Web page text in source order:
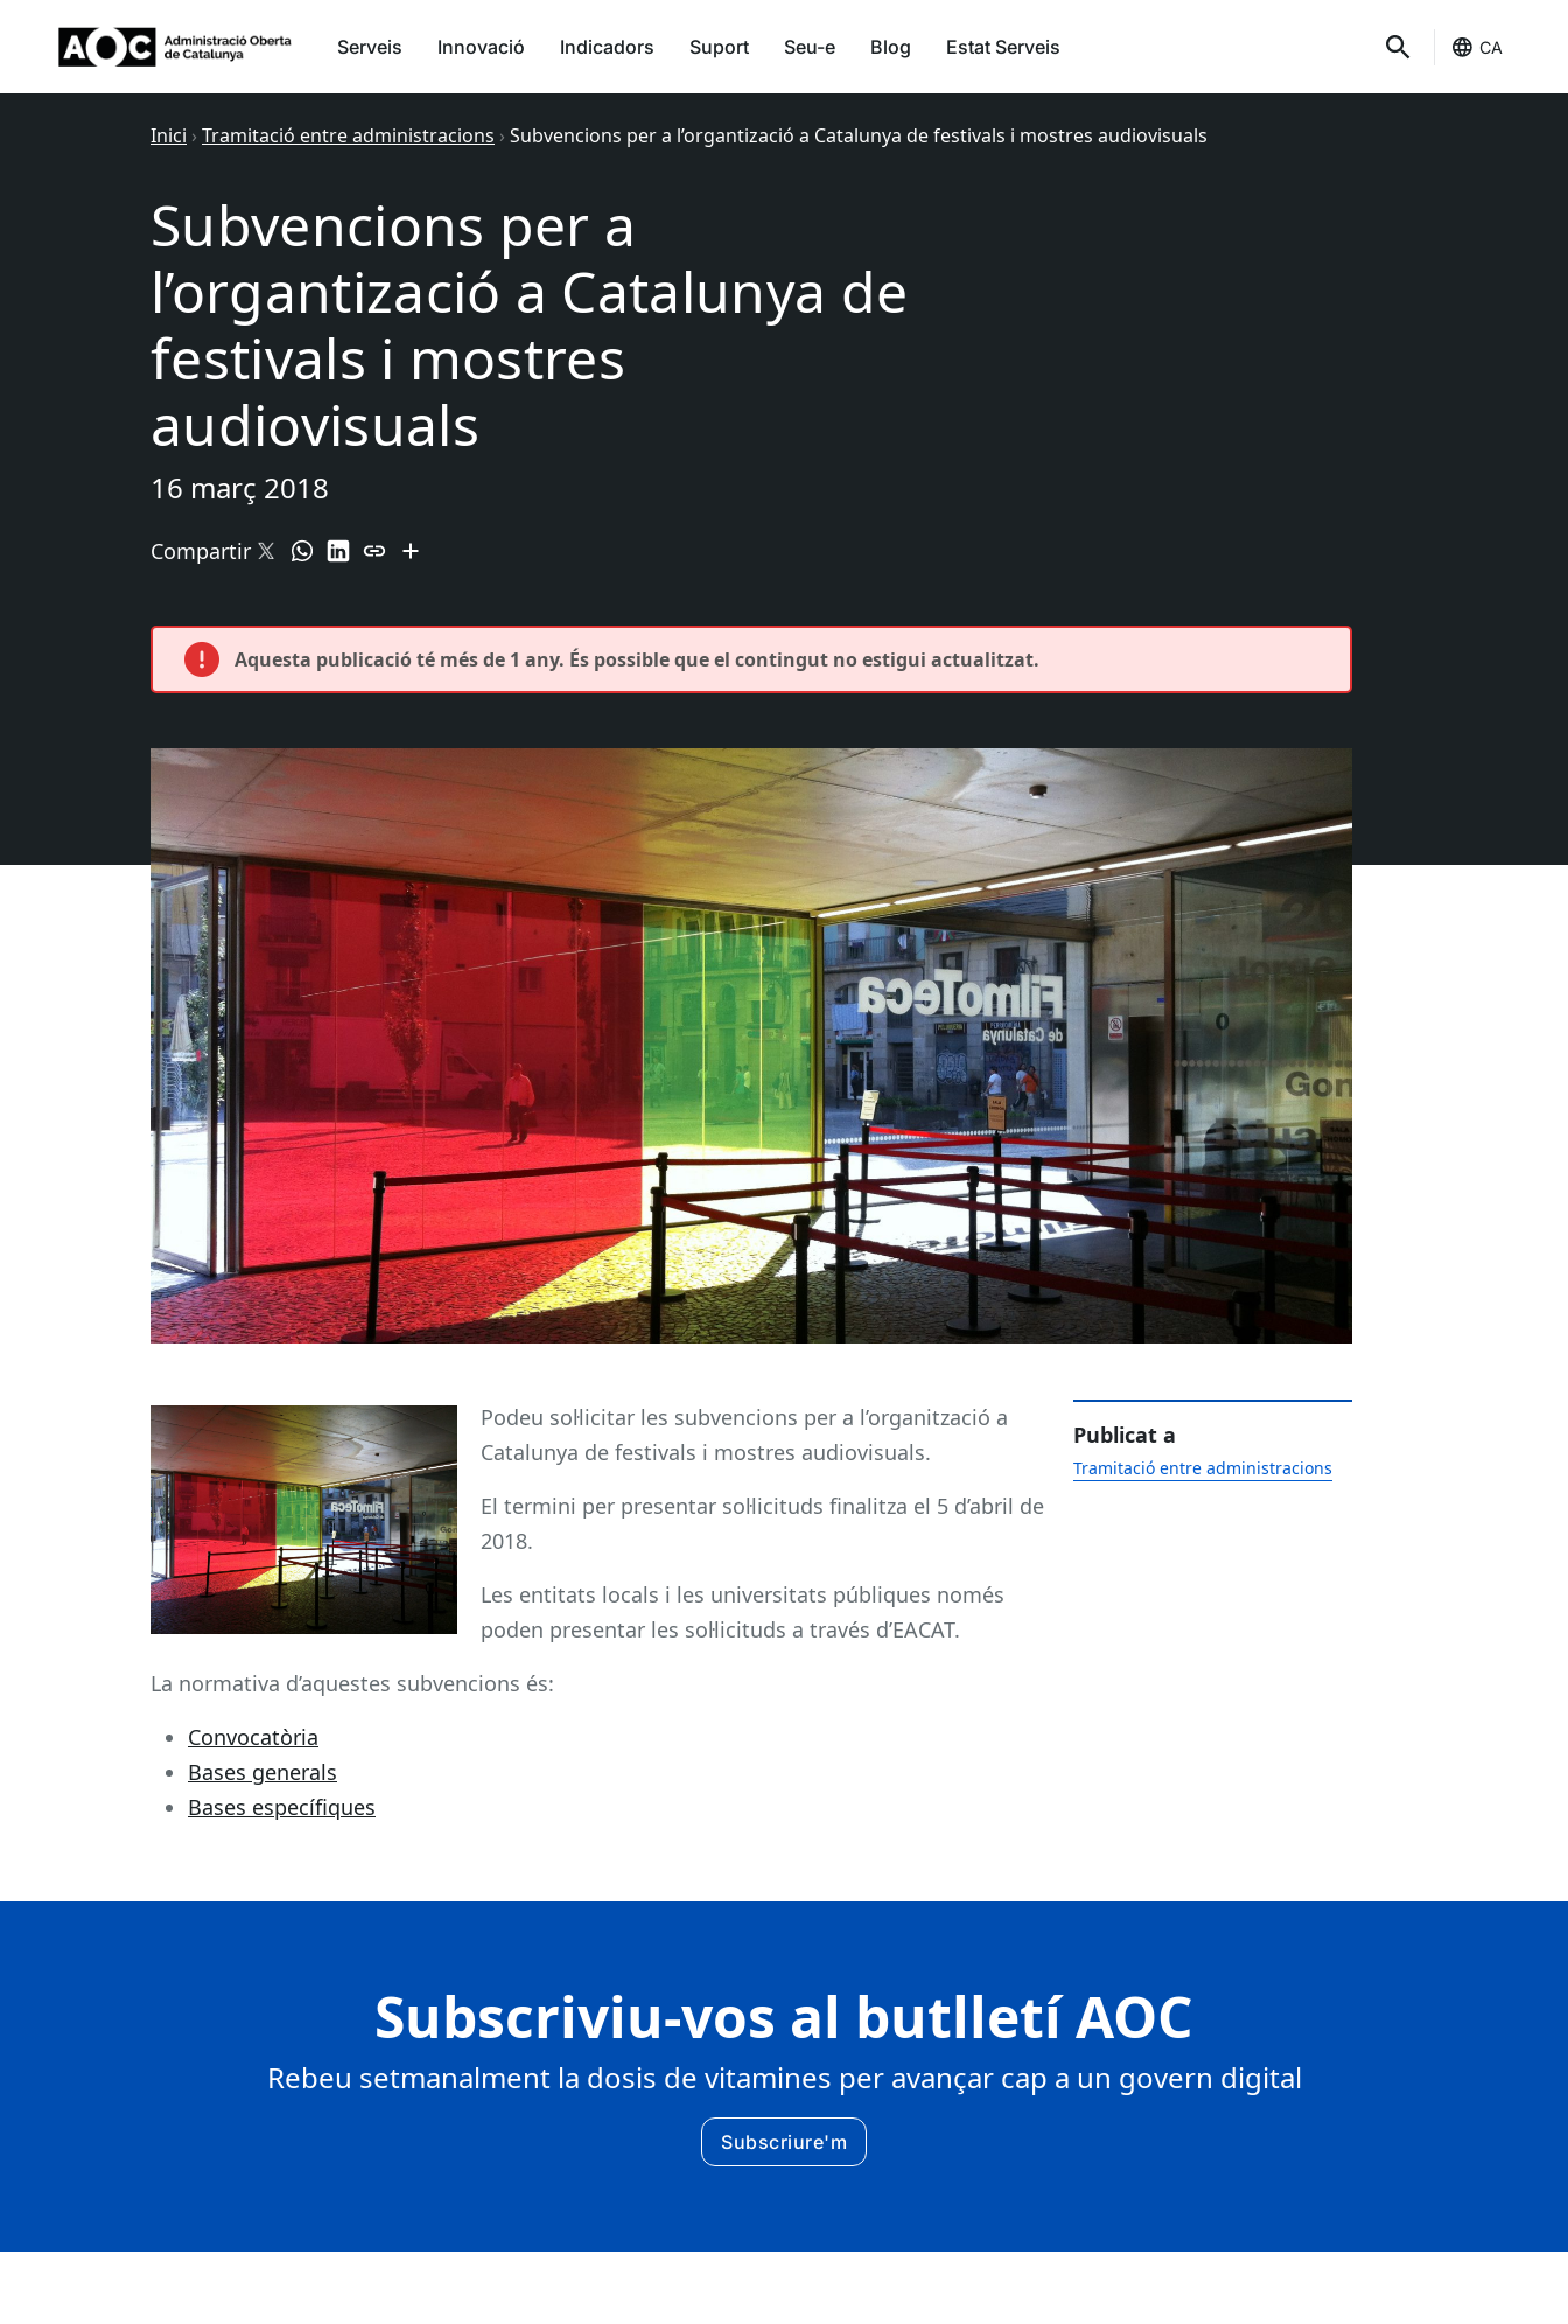
Serveis Innovació Indicadors Suport Seu-e Blog Estat Serveis CA
Inici › Tramitació entre administracions › Subvencions per a l’organtizació a Catalunya de festivals i mostres audiovisuals
Subvencions per a
l’organtizació a Catalunya de
festivals i mostres
audiovisuals
16 març 2018
Compartir
Aquesta publicació té més de 1 any. És possible que el contingut no estigui actualitzat.
Podeu sol·licitar les subvencions per a l’organització a
Catalunya de festivals i mostres audiovisuals.
El termini per presentar sol·licituds finalitza el 5 d’abril de
2018.
Les entitats locals i les universitats públiques només
poden presentar les sol·licituds a través d’EACAT.
La normativa d’aquestes subvencions és:
Convocatòria
Bases generals
Bases específiques
Publicat a
Tramitació entre administracions
Subscriviu-vos al butlletí AOC
Rebeu setmanalment la dosis de vitamines per avançar cap a un govern digital
Subscriure'm